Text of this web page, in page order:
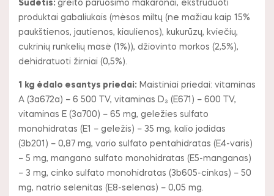
Sudėtis: greito paruošimo makaronai, ekstruduoti
produktai gabaliukais (mėsos miltų (ne mažiau kaip 15%
paukštienos, jautienos, kiaulienos), kukurūzų, kviečių,
cukrinių runkelių masė (1%)), džiovinto morkos (2,5%),
dehidratuoti žirniai (0,5%).
1 kg ėdalo esantys priedai: Maistiniai priedai: vitaminas
A (3a672a) – 6 500 TV, vitaminas D₃ (E671) – 600 TV,
vitaminas E (3a700) – 65 mg, geležies sulfato
monohidratas (E1 – geležis) – 35 mg, kalio jodidas
(3b201) – 0,87 mg, vario sulfato pentahidratas (E4-varis)
– 5 mg, mangano sulfato monohidratas (E5-manganas)
– 3 mg, cinko sulfato monohidratas (3b605-cinkas) – 50
mg, natrio selenitas (E8-selenas) – 0,05 mg.